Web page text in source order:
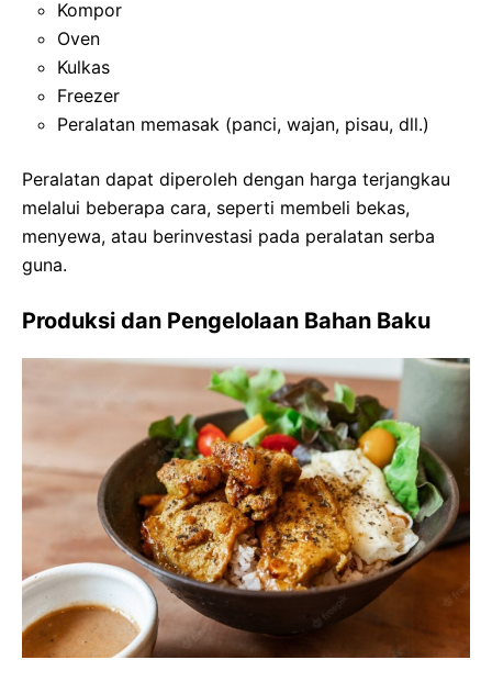
Kompor
Oven
Kulkas
Freezer
Peralatan memasak (panci, wajan, pisau, dll.)
Peralatan dapat diperoleh dengan harga terjangkau
melalui beberapa cara, seperti membeli bekas,
menyewa, atau berinvestasi pada peralatan serba
guna.
Produksi dan Pengelolaan Bahan Baku